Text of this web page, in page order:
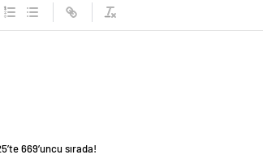
669’uncu sırada!